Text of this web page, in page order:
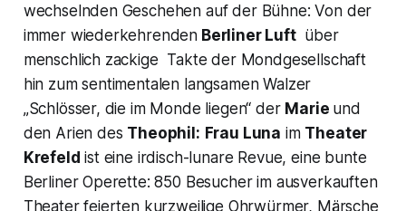
wechselnden Geschehen auf der Bühne: Von der
immer wiederkehrenden Berliner Luftüber
menschlich zackige Takte der Mondgesellschaft
hin zum sentimentalen langsamen Walzer
„Schlösser, die im Monde liegen“ der Marie und
den Arien des Theophil: Frau Luna im Theater
Krefeld ist eine irdisch-lunare Revue, eine bunte
Berliner Operette: 850 Besucher im ausverkauften
Theater feierten kurzweilige Ohrwürmer, Märsche